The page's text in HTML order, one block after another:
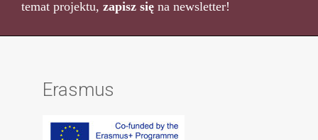
temat projektu, zapisz się na newsletter!
Erasmus